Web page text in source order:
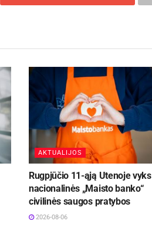
AKTUALIJOS
Rugpjūčio 11-ąją Utenoje vyks
nacionalinės „Maisto banko“
civilinės saugos pratybos
2026-08-06